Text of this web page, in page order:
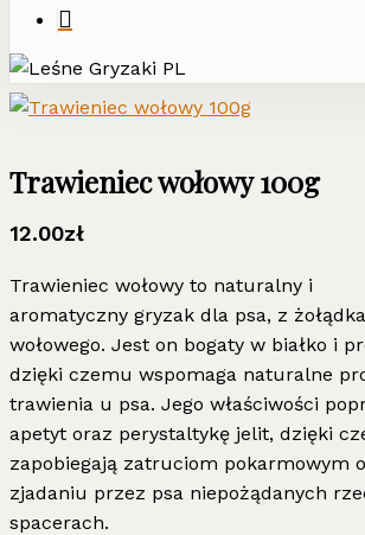
Trawieniec wołowy 100g
12.00zł
Trawieniec wołowy to naturalny i
aromatyczny gryzak dla psa, z żołądka
wołowego. Jest on bogaty w białko i
dzięki czemu wspomaga naturalne
trawienia u psa. Jego właściwości
apetyt oraz perystaltykę jelit, dzięki
zapobiegają zatruciom pokarmowym
zjadaniu przez psa niepożądanych
spacerach.